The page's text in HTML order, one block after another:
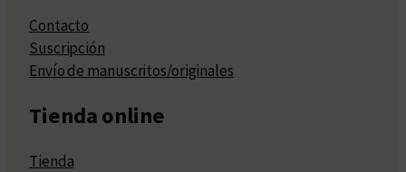
Contacto
Suscripción
Envío de manuscritos/originales
Tienda online
Tienda